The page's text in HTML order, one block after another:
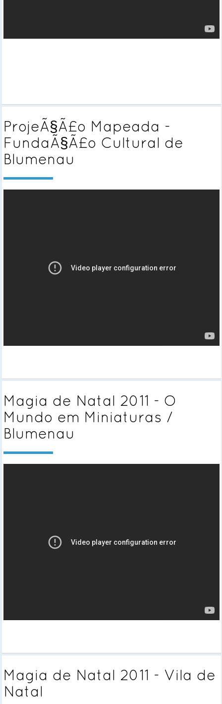
ProjeÃ§Ã£o Mapeada -
FundaÃ§Ã£o Cultural de
Blumenau
Magia de Natal 2011 - O
Mundo em Miniaturas /
Blumenau
Magia de Natal 2011 - Vila de
Natal